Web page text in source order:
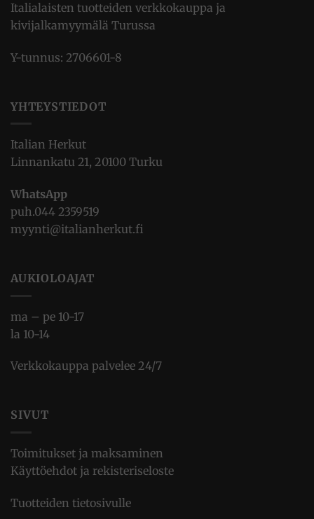
Italialaisten tuotteiden verkkokauppa ja
kivijalkamyymälä Turussa
Y-tunnus: 2706601-8
YHTEYSTIEDOT
Italian Herkut
Linnankatu 21, 20100 Turku
WhatsApp
puh.044 2359519
myynti@italianherkut.fi
AUKIOLOAJAT
ma – pe 10-17
la 10-14
Verkkokauppa palvelee 24/7
SIVUT
Toimitukset ja maksaminen
Käyttöehdot ja rekisteriseloste
Tuotteiden tietosivulle